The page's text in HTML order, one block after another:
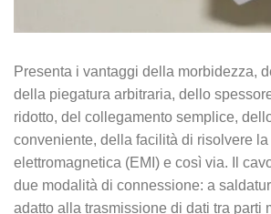
Presenta i vantaggi della morbidezza,
della piegatura arbitraria, dello
ridotto, del collegamento semplice,
conveniente, della facilità di risolvere la
elettromagnetica (EMI) e così via. Il
due modalità di connessione: a
adatto alla trasmissione di dati tra parti